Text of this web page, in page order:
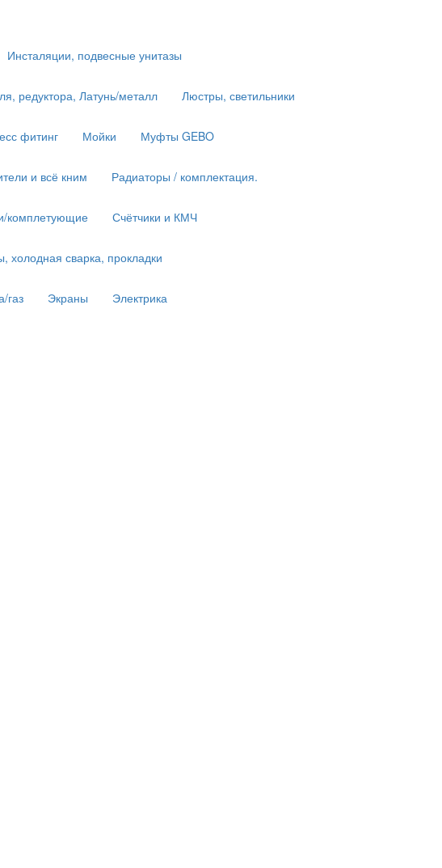
Инсталяции, подвесные унитазы
редуктора, Латунь/металл Люстры, светильники
фитинг Мойки Муфты GEBO
и всё кним Радиаторы / комплектация.
комплетующие Счётчики и КМЧ
холодная сварка, прокладки
газ Экраны Электрика